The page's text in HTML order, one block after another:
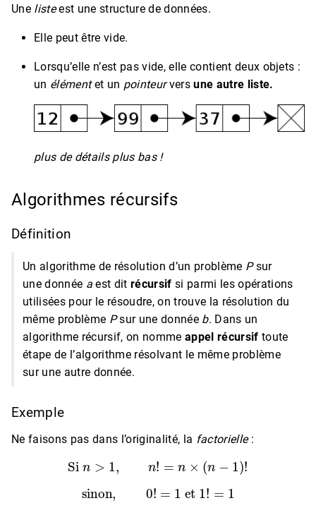
Une listeest une structure de données.
Elle peut être vide.
Lorsqu’elle n’est pas vide, elle contient deux objets :
un élémentet un pointeurversune autre liste.
plus de détails plus bas !
Algorithmes récursifs
Définition
Un algorithme de résolution d’un problème Psur
une donnée aest dit récursif si parmi les opérations
utilisées pour le résoudre, on trouve la résolution du
même problème Psur une donnée b. Dans un
algorithme récursif, on nomme appel récursif toute
étape de l’algorithme résolvant le même problème
sur une autre donnée.
Exemple
Ne faisons pas dans l’originalité, la factorielle:
Si n!= (n −1)!
sinon,
0!= et1 =1